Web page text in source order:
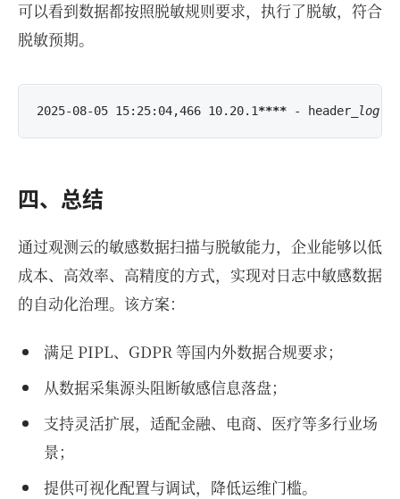
可以看到数据都按照脱敏规则要求，执行了脱敏，符合
脱敏预期。
2025-08-05 15:25:04,466 10.20.1**** - header _log -
四、总结
通过观测云的敏感数据扫描与脱敏能力，企业能够以低
成本、高效率、高精度的方式，实现对日志中敏感数据
的自动化治理。该方案：
满足 PIPL、GDPR 等国内外数据合规要求；
从数据采集源头阻断敏感信息落盘；
支持灵活扩展，适配金融、电商、医疗等多行业场
景；
提供可视化配置与调试，降低运维门槛。